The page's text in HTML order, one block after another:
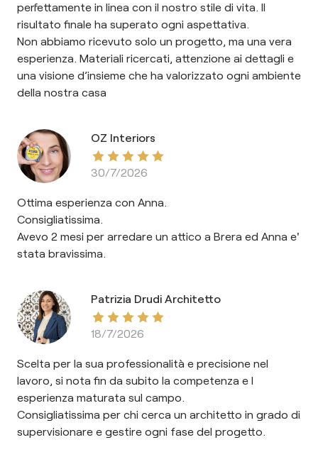
perfettamente in linea con il nostro stile di vita. Il
risultato finale ha superato ogni aspettativa.
Non abbiamo ricevuto solo un progetto, ma una vera
esperienza. Materiali ricercati, attenzione ai dettagli e
una visione d’insieme che ha valorizzato ogni ambiente
della nostra casa
OZ Interiors
30/7/2026
Ottima esperienza con Anna.
Consigliatissima.
Avevo 2 mesi per arredare un attico a Brera ed Anna e'
stata bravissima.
Patrizia Drudi Architetto
18/7/2026
Scelta per la sua professionalità e precisione nel
lavoro, si nota fin da subito la competenza e l
esperienza maturata sul campo.
Consigliatissima per chi cerca un architetto in grado di
supervisionare e gestire ogni fase del progetto.